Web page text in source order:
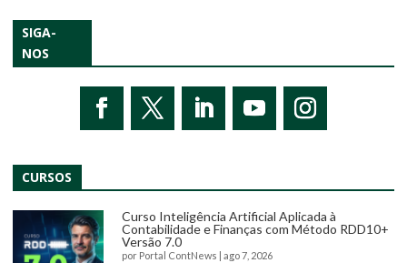
SIGA-
NOS
CURSOS
Curso Inteligência Artificial Aplicada à
Contabilidade e Finanças com Método RDD10+
Versão 7.0
por Portal ContNews ago 7, 2026